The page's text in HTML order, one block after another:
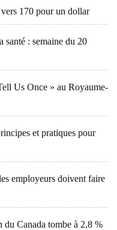
170 pour un dollar
santé : semaine du 20
Us Once » au Royaume-
et pratiques pour
employeurs doivent faire
Canada tombe à 2,8 %